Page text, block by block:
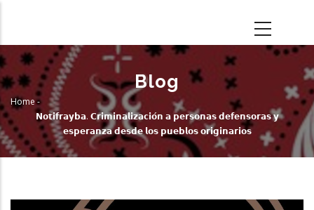
main
content
Blog
Breadcrumb
Home -
𝗡𝗼𝘁𝗶𝗳𝗿𝗮𝘆𝗯𝗮. 𝗖𝗿𝗶𝗺𝗶𝗻𝗮𝗹𝗶𝘇𝗮𝗰𝗶𝗼́𝗻 𝗮 𝗽𝗲𝗿𝘀𝗼𝗻𝗮𝘀 𝗱𝗲𝗳𝗲𝗻𝘀𝗼𝗿𝗮𝘀 𝘆
𝗲𝘀𝗽𝗲𝗿𝗮𝗻𝘇𝗮 𝗱𝗲𝘀𝗱𝗲 𝗹𝗼𝘀 𝗽𝘂𝗲𝗯𝗹𝗼𝘀 𝗼𝗿𝗶𝗴𝗶𝗻𝗮𝗿𝗶𝗼𝘀